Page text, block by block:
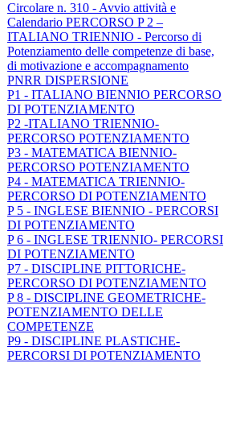
Circolare n. 310 - Avvio attività e
Calendario PERCORSO P 2 –
ITALIANO TRIENNIO - Percorso di
Potenziamento delle competenze di base,
di motivazione e accompagnamento
PNRR DISPERSIONE
P1 - ITALIANO BIENNIO PERCORSO
DI POTENZIAMENTO
P2 -ITALIANO TRIENNIO-
PERCORSO POTENZIAMENTO
P3 - MATEMATICA BIENNIO-
PERCORSO POTENZIAMENTO
P4 - MATEMATICA TRIENNIO-
PERCORSO DI POTENZIAMENTO
P 5 - INGLESE BIENNIO - PERCORSI
DI POTENZIAMENTO
P 6 - INGLESE TRIENNIO- PERCORSI
DI POTENZIAMENTO
P7 - DISCIPLINE PITTORICHE-
PERCORSO DI POTENZIAMENTO
P 8 - DISCIPLINE GEOMETRICHE-
POTENZIAMENTO DELLE
COMPETENZE
P9 - DISCIPLINE PLASTICHE-
PERCORSI DI POTENZIAMENTO